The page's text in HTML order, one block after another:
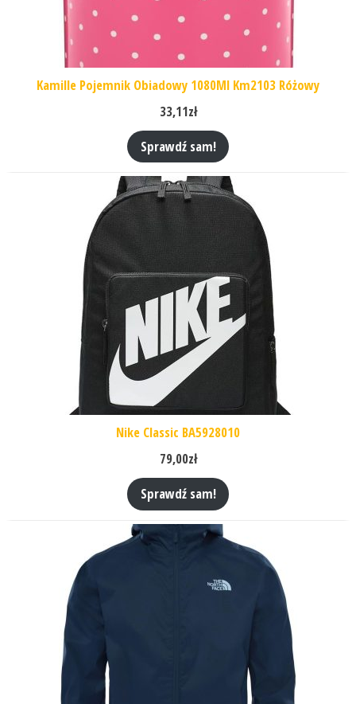
Kamille Pojemnik Obiadowy 1080Ml Km2103 Różowy
33,11zł
Sprawdź sam!
Nike Classic BA5928010
79,00zł
Sprawdź sam!